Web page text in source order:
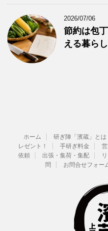
2026/07/06
節約は包
える暮らし
ホーム 研ぎ陣「濱蔵」とは
レゼント！
手研ぎ料金
依頼
出張・集荷・集配
問
お問合せフォー